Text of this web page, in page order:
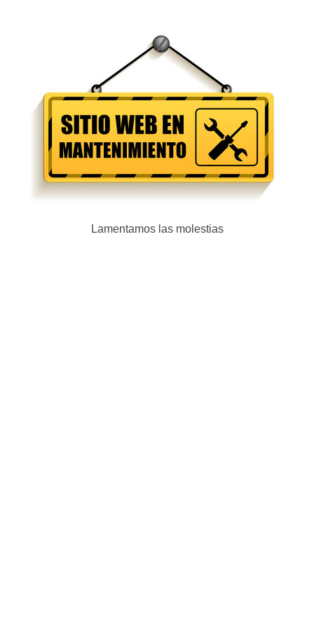
Lamentamos las molestias